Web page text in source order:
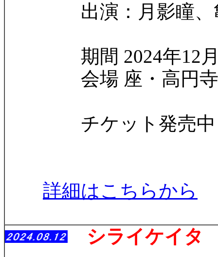
出演：月影瞳、亀
期間 2024年12月19
会場 座・高円寺
チケット発売中
詳細はこちらから
シライケイタ